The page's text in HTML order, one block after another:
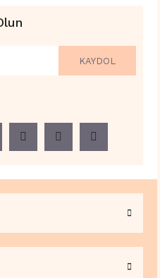
KAYDOL